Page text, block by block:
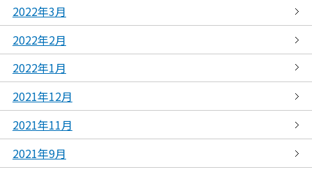
2022年3月
2022年2月
2022年1月
2021年12月
2021年11月
2021年9月